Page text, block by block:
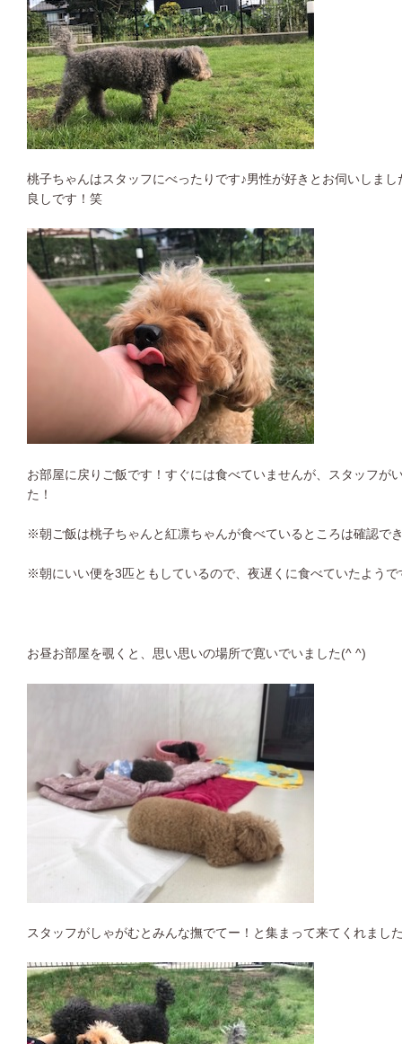
桃子ちゃんはスタッフにべったりです♪男性が好きとお伺いしま
良しです！笑
お部屋に戻りご飯です！すぐには食べていませんが、スタッフが
た！
※朝ご飯は桃子ちゃんと紅凛ちゃんが食べているところは確認で
※朝にいい便を3匹ともしているので、夜遅くに食べていたよう
お昼お部屋を覗くと、思い思いの場所で寛いでいました(^ ^)
スタッフがしゃがむとみんな撫でてー！と集まって来てくれまし